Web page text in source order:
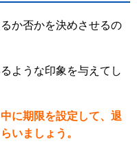
か否かを決めさせるの
ような印象を与えてし
に期限を設定して、退
いましょう。